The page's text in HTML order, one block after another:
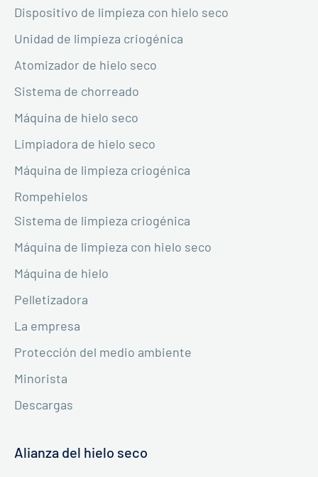
Dispositivo de limpieza con hielo seco
Unidad de limpieza criogénica
Atomizador de hielo seco
Sistema de chorreado
Máquina de hielo seco
Limpiadora de hielo seco
Máquina de limpieza criogénica
Rompehielos
Sistema de limpieza criogénica
Máquina de limpieza con hielo seco
Máquina de hielo
Pelletizadora
La empresa
Protección del medio ambiente
Minorista
Descargas
Alianza del hielo seco